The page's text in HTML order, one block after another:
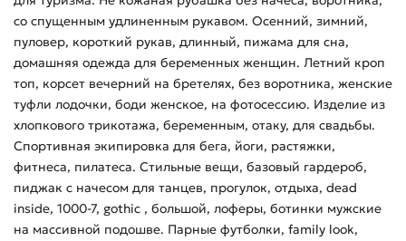
со спущенным удлиненным рукавом. Осенний, зимний,
пуловер, короткий рукав, длинный, пижама для сна,
домашняя одежда для беременных женщин. Летний кроп
топ, корсет вечерний на бретелях, без воротника, женские
туфли лодочки, боди женское, на фотосессию. Изделие из
хлопкового трикотажа, беременным, отаку, для свадьбы.
Спортивная экипировка для бега, йоги, растяжки,
фитнеса, пилатеса. Стильные вещи, базовый гардероб,
пиджак с начесом для танцев, прогулок, отдыха, dead
inside, 1000-7, gothic , большой, лоферы, ботинки мужские
на массивной подошве. Парные футболки, family look,